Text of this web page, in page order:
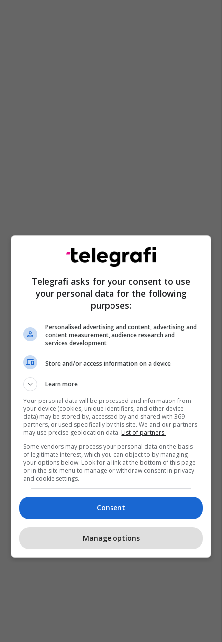
Telegrafi asks for your consent to use
your personal data for the following
purposes:
Personalised advertising and content, advertising and
content measurement, audience research and
services development
Store and/or access information on a device
Learn more
Your personal data will be processed and information from
your device (cookies, unique identifiers, and other device
data) may be stored by, accessed by and shared with 369
partners, or used specifically by this site. We and our partners
may use precise geolocation data. List of partners.
Some vendors may process your personal data on the basis
of legitimate interest, which you can object to by managing
your options below. Look for a link at the bottom of this page
or in the site menu to manage or withdraw consent in privacy
and cookie settings.
Consent
Manage options